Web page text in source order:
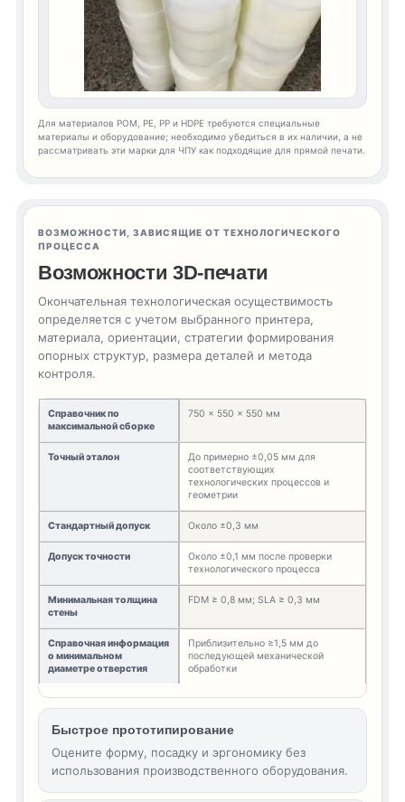
Для материалов POM, PE, PP и HDPE требуются специальные
материалы и оборудование; необходимо убедиться в их наличии, а не
рассматривать эти марки для ЧПУ как подходящие для прямой печати.
ВОЗМОЖНОСТИ, ЗАВИСЯЩИЕ ОТ ТЕХНОЛОГИЧЕСКОГО
ПРОЦЕССА
Возможности 3D-печати
Окончательная технологическая осуществимость
определяется с учетом выбранного принтера,
материала, ориентации, стратегии формирования
опорных структур, размера деталей и метода
контроля.
Справочник по
максимальной сборке
750 × 550 × 550 мм
Точный эталон
До примерно ±0,05 мм для
соответствующих
технологических процессов и
геометрии
Стандартный допуск Около ±0,3 мм
Допуск точности
Около ±0,1 мм после проверки
технологического процесса
Минимальная толщина
стены
FDM ≥ 0,8 мм; SLA ≥ 0,3 мм
Справочная информация
о минимальном
диаметре отверстия
Приблизительно ≥1,5 мм до
последующей механической
обработки
Быстрое прототипирование
Оцените форму, посадку и эргономику без
использования производственного оборудования.